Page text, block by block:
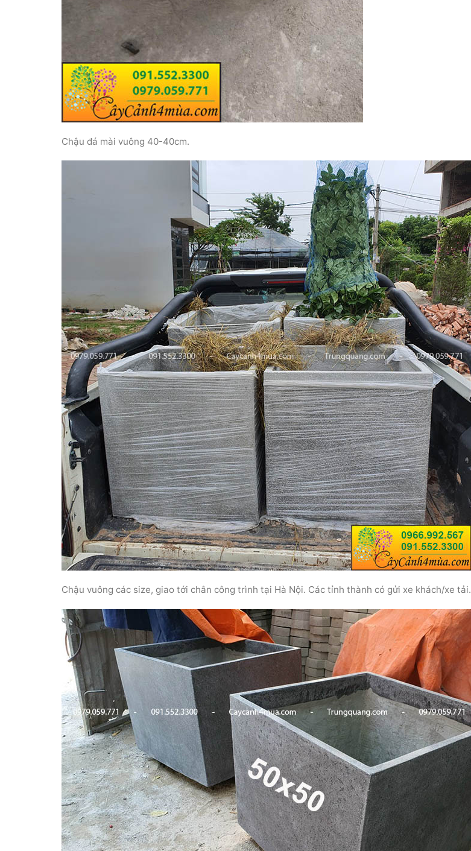
Chậu đá mài vuông 40-40cm.
Chậu vuông các size, giao tới chân công trình tại Hà Nội. Các tỉnh thành có gửi xe khách/xe tải.